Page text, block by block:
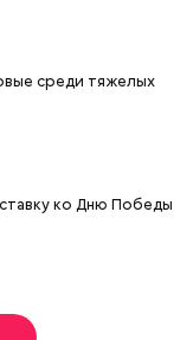
среди тяжелых
ко Дню Победы